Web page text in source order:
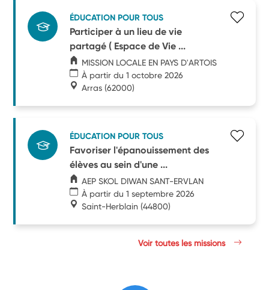
ÉDUCATION POUR TOUS
Participer à un lieu de vie
partagé ( Espace de Vie ...
MISSION LOCALE EN PAYS D'ARTOIS
À partir du 1 octobre 2026
Arras (62000)
ÉDUCATION POUR TOUS
Favoriser l'épanouissement des
élèves au sein d'une ...
AEP SKOL DIWAN SANT-ERVLAN
À partir du 1 septembre 2026
Saint-Herblain (44800)
Voir toutes les missions